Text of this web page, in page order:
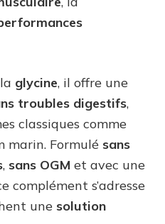
glycine, il offre une
troubles digestifs,
classiques comme
marin. Formulé sans
, sans OGM et avec une
complément s’adresse
une solution